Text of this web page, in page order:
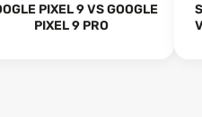
PIXEL 9 VS GOOGLE
PIXEL 9 PRO